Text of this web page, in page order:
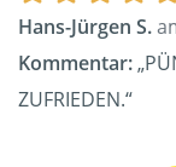
Hans-Jürgen S.
Kommentar:
ZUFRIEDEN.“